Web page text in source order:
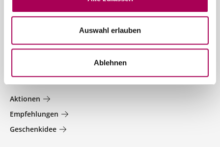
Auswahl erlauben
Ablehnen
Jetzt entdecken und profitieren!
Aktionen
Empfehlungen
Geschenkidee